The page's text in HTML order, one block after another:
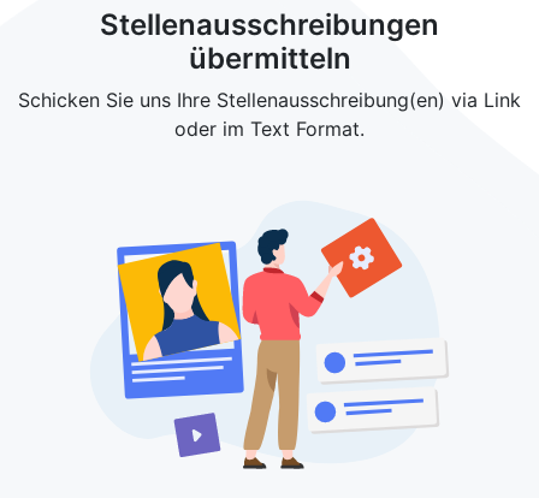
Stellenausschreibungen
übermitteln
Schicken Sie uns Ihre Stellenausschreibung(en) via Link
oder im Text Format.